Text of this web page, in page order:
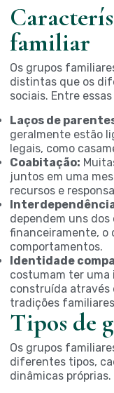
familiar
Os grupos
distintas que os
sociais. Entre
Laços de
geralmente estão
legais, como
Coabitação:
juntos em uma
recursos e
dependem uns
financeiramente, o
comportamentos.
Identidade
costumam ter uma
construída através
tradições
Tipos de
Os grupos
diferentes tipos,
dinâmicas